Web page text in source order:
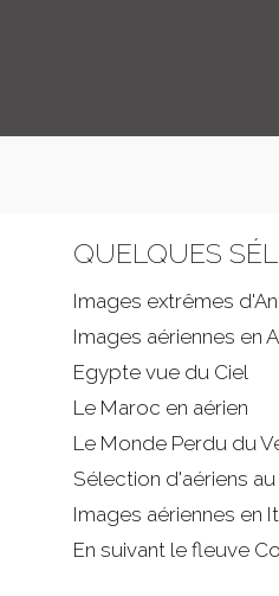
QUELQUES
Images extrêmes d'
Images aériennes en
Egypte vue du Ciel
Le Maroc en aérien
Le Monde Perdu du
Sélection d'aériens
Images aériennes en
En suivant le fleuve